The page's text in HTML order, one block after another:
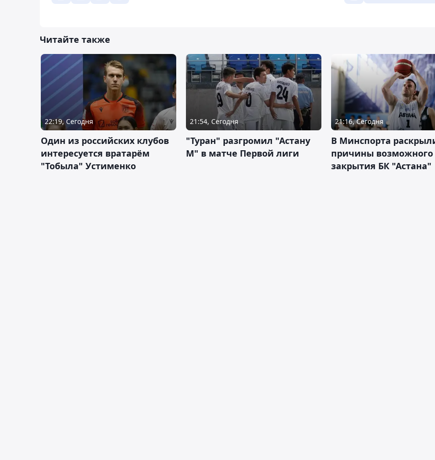
Читайте также
22:19, Сегодня
Один из российских клубов
интересуется вратарём
"Тобыла" Устименко
21:54, Сегодня
"Туран" разгромил "Астану
М" в матче Первой лиги
21:16, Сегодня
В Минспорта
причины возможного
закрытия БК "Астана"